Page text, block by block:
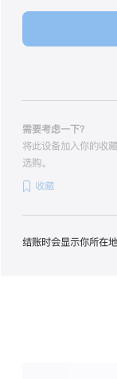
选
需要考虑一下？
将此设备加入你的收
选购。
收藏
结账时会显示你所在